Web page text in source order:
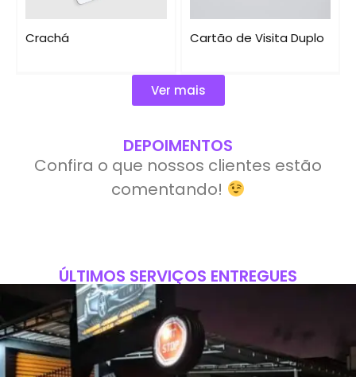
Crachá Cartão de Visita Duplo
Ver mais
DEPOIMENTOS
Confira o que nossos clientes estão
comentando!
ÚLTIMOS SERVIÇOS ENTREGUES